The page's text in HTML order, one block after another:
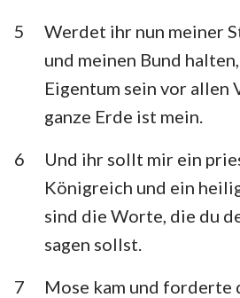
5
Werdet ihr nun meiner
und meinen Bund
Eigentum sein vor allen
ganze Erde ist mein.
6
Und ihr sollt mir ein
Königreich und ein
sind die Worte, die du
sagen sollst.
7
Mose kam und forderte